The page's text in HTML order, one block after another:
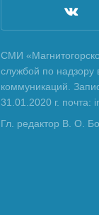
СМИ
службой по
коммуникаций.
31.01.2020 г.
Гл. редактор В. О.